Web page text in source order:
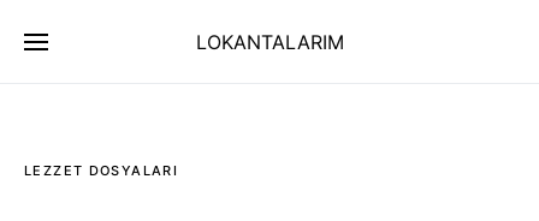
LOKANTALARIM
LEZZET DOSYALARI